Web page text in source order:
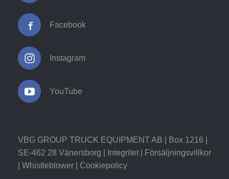
Facebook
Instagram
YouTube
VBG GROUP TRUCK EQUIPMENT AB | Box 1216 |
SE-462 28 Vänersborg |
Integritet
Försäljningsvillkor
Whistleblower Cookiepolicy